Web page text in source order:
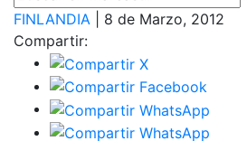
FINLANDIA | 8 de Marzo, 2012
Compartir: